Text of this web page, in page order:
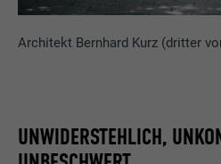
Architekt Bernhard Kurz (dritter
UNWIDERSTEHLICH,